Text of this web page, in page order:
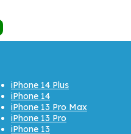
iPhone 14 Plus
iPhone 14
iPhone 13 Pro Max
iPhone 13 Pro
iPhone 13